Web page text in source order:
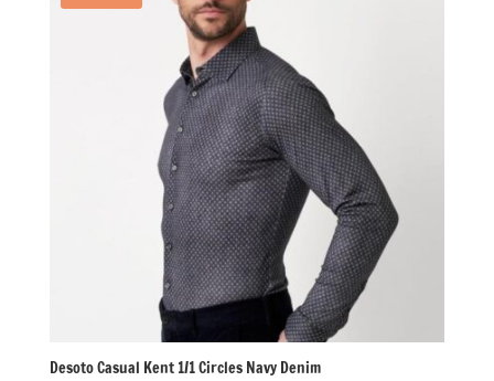
Desoto Casual Kent 1/1 Circles Navy Denim